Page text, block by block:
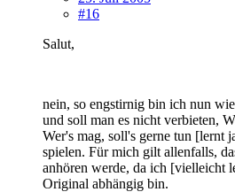
#16
Salut,
nein, so engstirnig bin ich nun
und soll man es nicht verbieten,
Wer's mag, soll's gerne tun [lernt
spielen. Für mich gilt allenfalls,
anhören werde, da ich [vielleicht
Original abhängig bin.